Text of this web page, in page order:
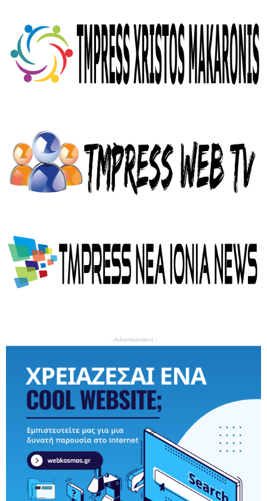
- Advertisement -